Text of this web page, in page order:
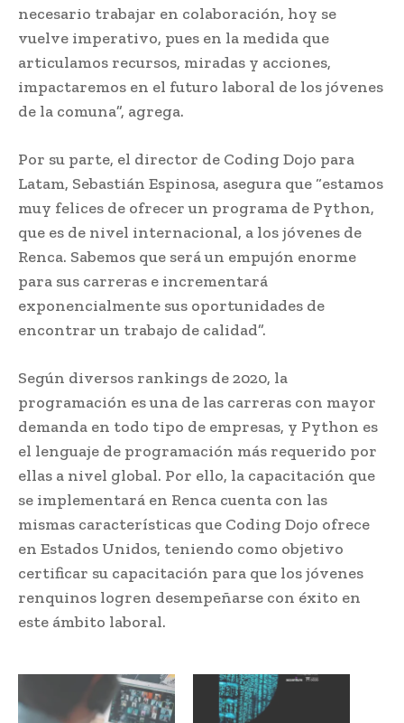
necesario trabajar en colaboración, hoy se
vuelve imperativo, pues en la medida que
articulamos recursos, miradas y acciones,
impactaremos en el futuro laboral de los jóvenes
de la comuna”, agrega.
Por su parte, el director de Coding Dojo para
Latam, Sebastián Espinosa, asegura que “estamos
muy felices de ofrecer un programa de Python,
que es de nivel internacional, a los jóvenes de
Renca. Sabemos que será un empujón enorme
para sus carreras e incrementará
exponencialmente sus oportunidades de
encontrar un trabajo de calidad”.
Según diversos rankings de 2020, la
programación es una de las carreras con mayor
demanda en todo tipo de empresas, y Python es
el lenguaje de programación más requerido por
ellas a nivel global. Por ello, la capacitación que
se implementará en Renca cuenta con las
mismas características que Coding Dojo ofrece
en Estados Unidos, teniendo como objetivo
certificar su capacitación para que los jóvenes
renquinos logren desempeñarse con éxito en
este ámbito laboral.